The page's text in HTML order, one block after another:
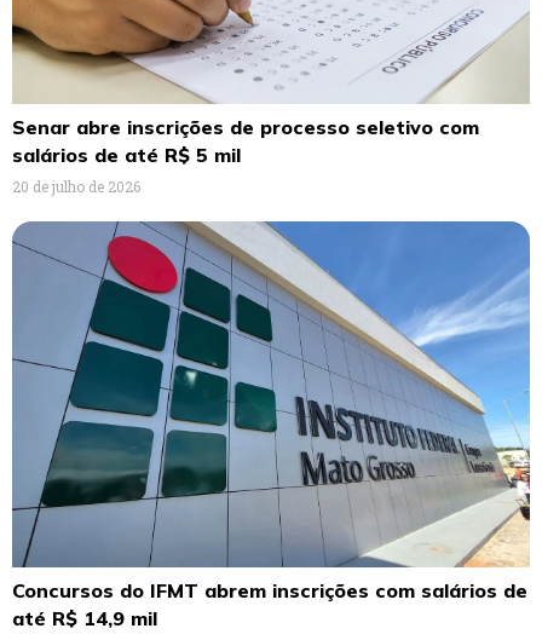
Senar abre inscrições de processo seletivo com
salários de até R$ 5 mil
20 de julho de 2026
Concursos do IFMT abrem inscrições com salários de
até R$ 14,9 mil